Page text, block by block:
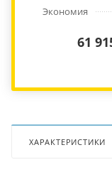
Экономия
61
ХАРАКТЕРИСТИКИ